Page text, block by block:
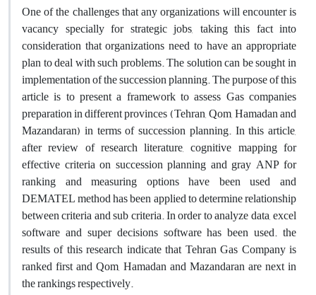
One of the challenges that any organizations will encounter is
vacancy specially for strategic jobs, taking this fact into
consideration that organizations need to have an appropriate
plan to deal with such problems. The solution can be sought in
implementation of the succession planning. The purpose of this
article is to present a framework to assess Gas companies
preparation in different provinces (Tehran, Qom, Hamadan and
Mazandaran) in terms of succession planning. In this article,
after review of research literature, cognitive mapping for
effective criteria on succession planning and gray ANP for
ranking and measuring options have been used and
DEMATEL method has been applied to determine relationship
between criteria and sub criteria. In order to analyze data, excel
software and super decisions software has been used. the
results of this research indicate that Tehran Gas Company is
ranked first and Qom, Hamadan and Mazandaran are next in
the rankings respectively.